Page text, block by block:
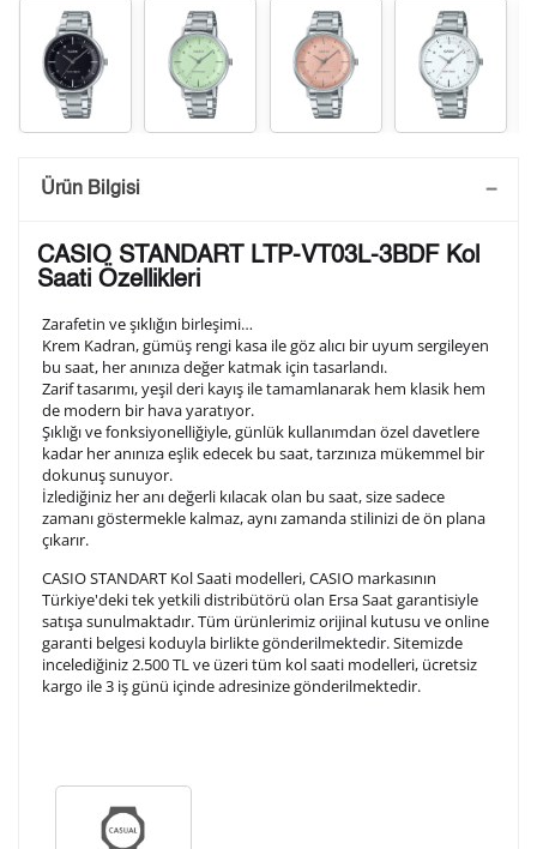
Saatini Kişiselleştir
arka kapağına gravür tekniği ile formda belirtmiş
olduğunuz şekilde işlenecektir.
1. Satır
10 / 10
2. Satır
10 / 10
3. Satır
Lütfen font seçiniz
Ön İzleme Kişiselleştir Vazgeç
sebebi ile 1-2 iş günü uzamaktadır. Gravür İşlemi
tamamlandıktan sonra siparişiniz kargoya verilecektir.
Kişiselleştirilmiş
Ürün Bilgisi
CASIO STANDART LTP-VT03L-3BDF Kol
Saati Özellikleri
Zarafetin ve şıklığın birleşimi…
Krem Kadran, gümüş rengi kasa ile göz alıcı bir uyum sergileyen
bu saat, her anınıza değer katmak için tasarlandı.
Zarif tasarımı, yeşil deri kayış ile tamamlanarak hem klasik hem
de modern bir hava yaratıyor.
Şıklığı ve fonksiyonelliğiyle, günlük kullanımdan özel davetlere
kadar her anınıza eşlik edecek bu saat, tarzınıza mükemmel bir
dokunuş sunuyor.
İzlediğiniz her anı değerli kılacak olan bu saat, size sadece
zamanı göstermekle kalmaz, aynı zamanda stilinizi de ön plana
çıkarır.
CASIO STANDART Kol Saati modelleri, CASIO markasının
Türkiye'deki tek yetkili distribütörü olan Ersa Saat garantisiyle
satışa sunulmaktadır. Tüm ürünlerimiz orijinal kutusu ve online
garanti belgesi koduyla birlikte gönderilmektedir. Sitemizde
incelediğiniz 2.500 TL ve üzeri tüm kol saati modelleri, ücretsiz
kargo ile 3 iş günü içinde adresinize gönderilmektedir.